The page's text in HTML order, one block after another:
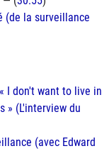
(de la surveillance
I don't want to live in
» (L'interview du
(avec Edward